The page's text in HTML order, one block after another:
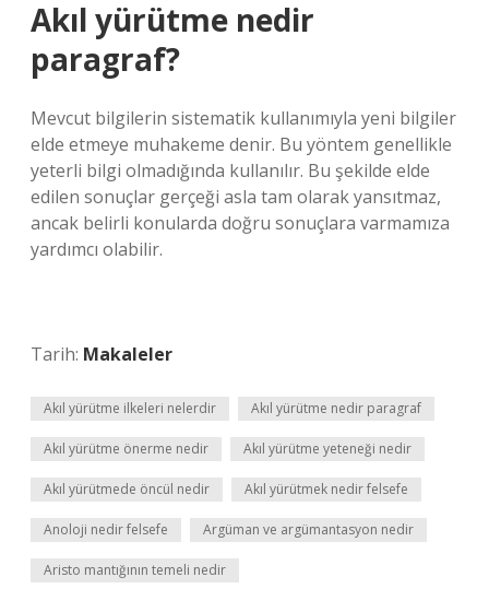
Akıl yürütme nedir
paragraf?
Mevcut bilgilerin sistematik kullanımıyla yeni bilgiler
elde etmeye muhakeme denir. Bu yöntem genellikle
yeterli bilgi olmadığında kullanılır. Bu şekilde elde
edilen sonuçlar gerçeği asla tam olarak yansıtmaz,
ancak belirli konularda doğru sonuçlara varmamıza
yardımcı olabilir.
Tarih: Makaleler
Akıl yürütme ilkeleri nelerdir Akıl yürütme nedir paragraf
Akıl yürütme önerme nedir Akıl yürütme yeteneği nedir
Akıl yürütmede öncül nedir Akıl yürütmek nedir felsefe
Anoloji nedir felsefe Argüman ve argümantasyon nedir
Aristo mantığının temeli nedir